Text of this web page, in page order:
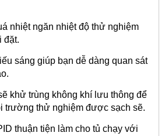
nhiệt ngăn nhiệt độ thử nghiệm
đặt.
sáng giúp bạn dễ dàng quan sát
khử trùng không khí lưu thông để
trường thử nghiệm được sạch sẽ.
thuận tiện làm cho tủ chạy với